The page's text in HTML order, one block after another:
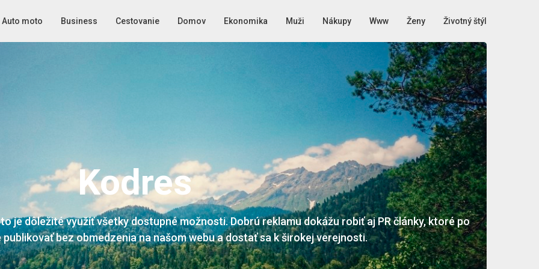
Auto moto Business Cestovanie Domov Ekonomika Muži Nákupy Www Ženy Životný štýl
Kodres
je dôležité využiť všetky dostupné možnosti. Dobrú reklamu dokážu robiť aj PR články, ktoré po
bez obmedzenia na našom webu a dostať sa k širokej verejnosti.